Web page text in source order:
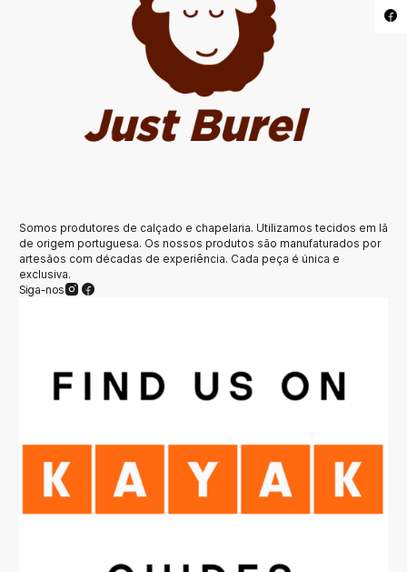
Somos produtores de calçado e chapelaria. Utilizamos tecidos em lã
de origem portuguesa. Os nossos produtos são manufaturados por
artesãos com décadas de experiência. Cada peça é única e
exclusiva.
Siga-nos